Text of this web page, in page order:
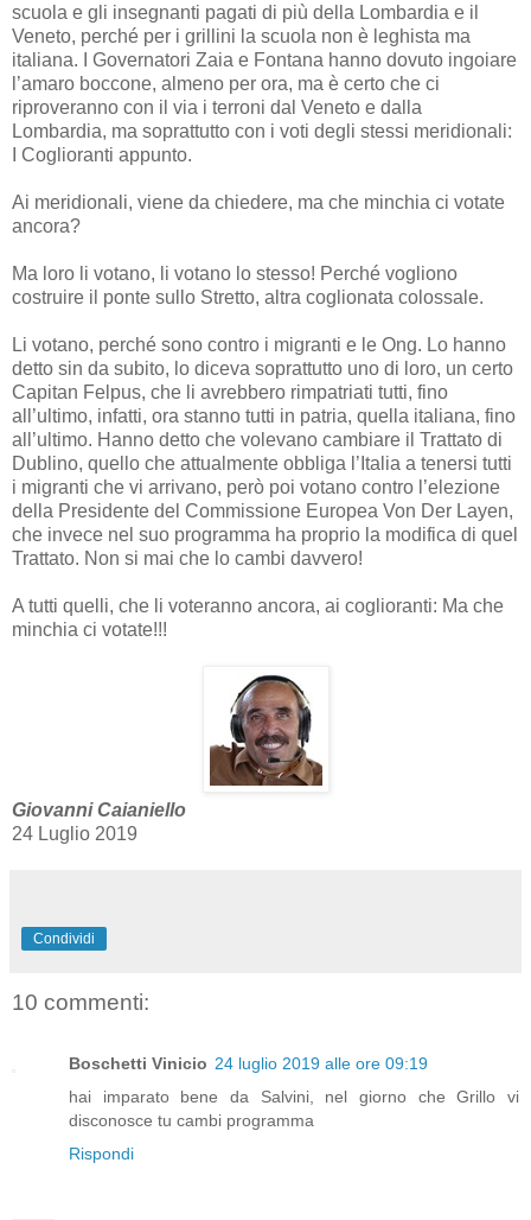
scuola e gli insegnanti pagati di più della Lombardia e il
Veneto, perché per i grillini la scuola non è leghista ma
italiana. I Governatori Zaia e Fontana hanno dovuto ingoiare
l’amaro boccone, almeno per ora, ma è certo che ci
riproveranno con il via i terroni dal Veneto e dalla
Lombardia, ma soprattutto con i voti degli stessi meridionali:
I Coglioranti appunto.
Ai meridionali, viene da chiedere, ma che minchia ci votate
ancora?
Ma loro li votano, li votano lo stesso! Perché vogliono
costruire il ponte sullo Stretto, altra coglionata colossale.
Li votano, perché sono contro i migranti e le Ong. Lo hanno
detto sin da subito, lo diceva soprattutto uno di loro, un certo
Capitan Felpus, che li avrebbero rimpatriati tutti, fino
all’ultimo, infatti, ora stanno tutti in patria, quella italiana, fino
all’ultimo. Hanno detto che volevano cambiare il Trattato di
Dublino, quello che attualmente obbliga l’Italia a tenersi tutti
i migranti che vi arrivano, però poi votano contro l’elezione
della Presidente del Commissione Europea Von Der Layen,
che invece nel suo programma ha proprio la modifica di quel
Trattato. Non si mai che lo cambi davvero!
A tutti quelli, che li voteranno ancora, ai coglioranti: Ma che
minchia ci votate!!!
Giovanni Caianiello
24 Luglio 2019
Condividi
10 commenti:
Boschetti Vinicio 24 luglio 2019 alle ore 09:19
hai imparato bene da Salvini, nel giorno che Grillo vi
disconosce tu cambi programma
Rispondi